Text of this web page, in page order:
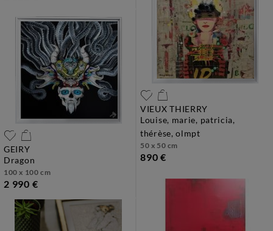
GEIRY
dragon
100 x 100 cm
2 990 €
VIEUX THIERRY
louise, marie, patricia,
thérèse, olmpt
50 x 50 cm
890 €